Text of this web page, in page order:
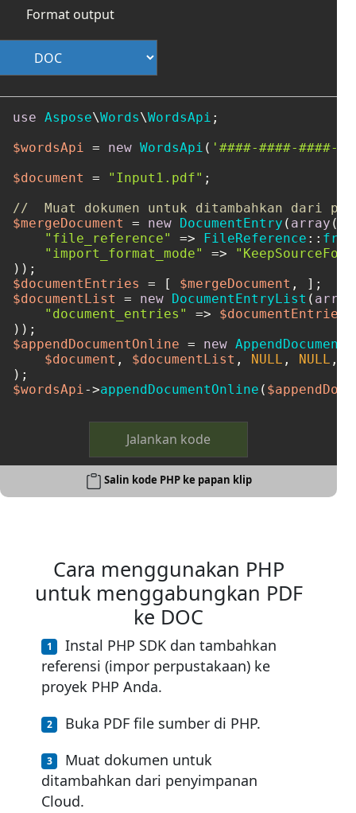
Format output
use Aspose\Words\WordsApi ;
$wordsApi = new WordsApi ( '####-####-####-
$document
= "Input1.pdf" ;
//  Muat dokumen untuk ditambahkan dari
$mergeDocument
= new DocumentEntry ( array (
"file_reference"
=> FileReference ::
"import_format_mode"
=>
$documentEntries
= [ $mergeDocument
$documentList
= new DocumentEntryList ( array
"document_entries"
=> $documentEntries
$appendDocumentOnline = new
$document , $documentList , NULL , NULL ,
$wordsApi->appendDocumentOnline (
Jalankan kode
Salin kode PHP ke papan klip
Cara menggunakan PHP
untuk menggabungkan PDF
ke DOC
Instal PHP SDK dan tambahkan
referensi (impor perpustakaan) ke
proyek PHP Anda.
Buka PDF file sumber di PHP.
Muat dokumen untuk
ditambahkan dari penyimpanan
Cloud.